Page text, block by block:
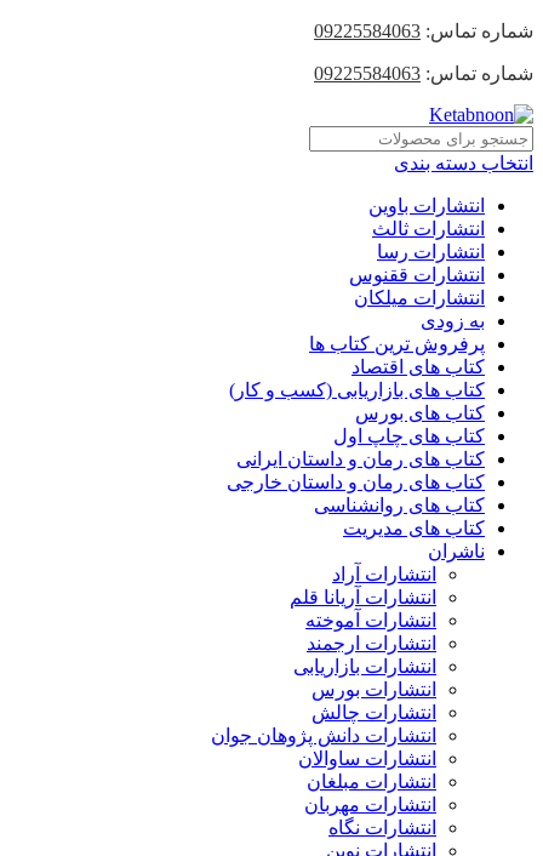
شماره تماس: 09225584063
شماره تماس: 09225584063
انتخاب دسته بندی
انتشارات باوین
انتشارات ثالث
انتشارات رسا
انتشارات ققنوس
انتشارات میلکان
به زودی
پرفروش ترین کتاب ها
کتاب های اقتصاد
کتاب های بازاریابی (کسب و کار)
کتاب های بورس
کتاب های چاپ اول
کتاب های رمان و داستان ایرانی
کتاب های رمان و داستان خارجی
کتاب های روانشناسی
کتاب های مدیریت
ناشران
انتشارات آراد
انتشارات آریانا قلم
انتشارات آموخته
انتشارات ارجمند
انتشارات بازاریابی
انتشارات بورس
انتشارات چالش
انتشارات دانش پژوهان جوان
انتشارات ساوالان
انتشارات مبلغان
انتشارات مهربان
انتشارات نگاه
انتشارات نوین